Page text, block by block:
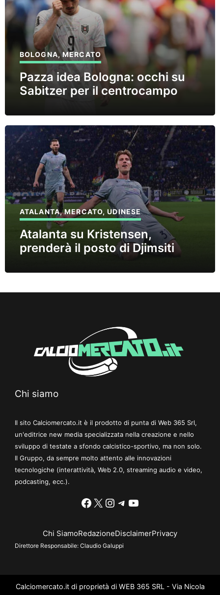
BOLOGNA,MERCATO
Pazza idea Bologna: occhi su
Sabitzer per il centrocampo
ATALANTA,MERCATO,UDINESE
Atalanta su Kristensen,
prenderà il posto di Djimsiti
Chi siamo
Il sito Calciomercato.it è il prodotto di punta di Web 365 Srl,
un'editrice new media specializzata nella creazione e nello
sviluppo di testate a sfondo calcistico-sportivo, ma non solo.
Il Gruppo, da sempre molto attento alle innovazioni
tecnologiche (interattività, Web 2.0, streaming audio e video,
podcasting, ecc.).
Facebook
X Instagram
Telegram
YouTube
Chi SiamoRedazioneDisclaimerPrivacy
Direttore Responsabile: Claudio Galuppi
Calciomercato.it di proprietà di WEB 365 SRL - Via Nicola